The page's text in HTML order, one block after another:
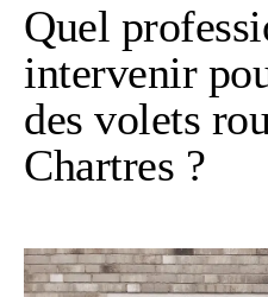
Quel
intervenir
des volets
Chartres ?